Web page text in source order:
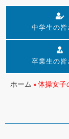
中学生の皆
卒業生の皆
ホーム »体操女子